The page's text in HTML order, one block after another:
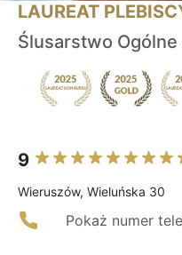
LAUREAT
Ślusarstwo
9
Wieruszów, Wieluńska 30
Pokaż numer